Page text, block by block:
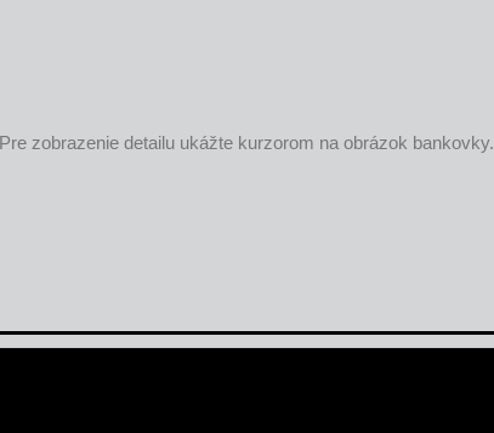
Pre zobrazenie detailu ukážte kurzorom na obrázok bankovky.